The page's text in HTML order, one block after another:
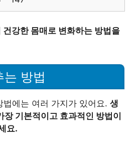
건강한 몸매로 변화하는 방법을
는 방법
법에는 여러 가지가 있어요. 생
장 기본적이고 효과적인 방법이
요.